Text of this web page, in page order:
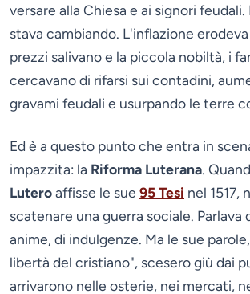
versare alla Chiesa e ai signori feudali.
stava cambiando. L'inflazione
prezzi salivano e la piccola nobiltà, i
cercavano di rifarsi sui contadini,
gravami feudali e usurpando le terre
Ed è a questo punto che entra in
impazzita: la Riforma Luterana.
Luteroaffisse le sue 95 Tesi nel 1517,
scatenare una guerra sociale. Parlava
anime, di indulgenze. Ma le sue
libertà del cristiano", scesero giù dai
arrivarono nelle osterie, nei mercati,